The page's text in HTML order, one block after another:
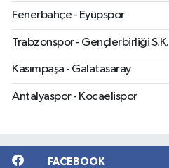
Fenerbahçe - Eyüpspor
Trabzonspor - Gençlerbirliği S.K.
Kasımpaşa - Galatasaray
Antalyaspor - Kocaelispor
FACEBOOK